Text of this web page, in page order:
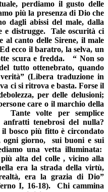
perdiamo il gusto delle
più la presenza di Dio che
dagli abissi del male, dalla
e distrugge. Tale oscurità ci
al canto delle Sirene, il male
ecco il baratro, la selva, un
scura e fredda. “ Non so
tutto ottenebrato, quando
(Libera traduzione in
ci si ritrova e basta. Forse il
per delle delusioni;
care o il marchio della
Tante volte per semplice
tenebrosi del nulla?
bosco più fitto è circondato
ogni giorno, sui buoni e sui
una vetta illuminata:
alta del colle , vicino alla
era la strada della virtù,
era la grazia di Dio”
I, 16-18). Chi cammina